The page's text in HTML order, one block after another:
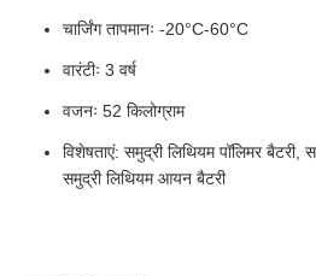
चार्जिंग तापमानः -20°C-60°C
वारंटीः 3 वर्ष
वजनः 52 किलोग्राम
विशेषताएं: समुद्री लिथियम पॉलिमर बैटरी,
समुद्री लिथियम आयन बैटरी